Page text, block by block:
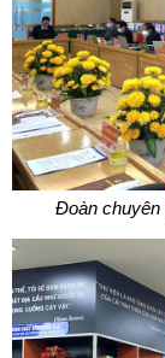
Đoàn chuyên